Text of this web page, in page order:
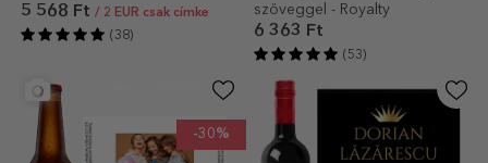
5 568 Ft / 2 EUR csak címke
(38)
szöveggel - Royalty
6 363 Ft
(53)
-30%